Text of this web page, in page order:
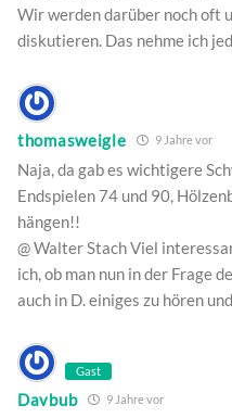
Wir werden darüber noch oft
diskutieren. Das nehme ich
thomasweigle 9 Jahre vor
Naja, da gab es wichtigere
Endspielen 74 und 90,
hängen!!
@ Walter Stach Viel
ich, ob man nun in der Frage
auch in D. einiges zu hören
Gast
Davbub 9 Jahre vor